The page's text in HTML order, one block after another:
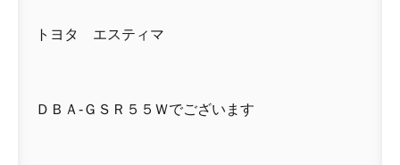
トヨタ エスティマ
ＤＢＡ-ＧＳＲ５５Ｗでございます